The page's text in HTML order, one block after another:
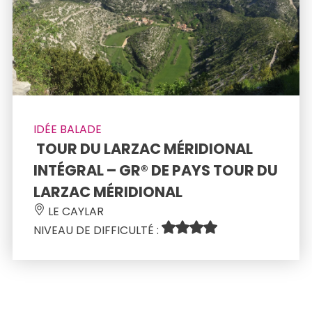
IDÉE BALADE
INTÉGRAL – GR® DE PAYS TOUR DU
LARZAC MÉRIDIONAL
LE CAYLAR
NIVEAU DE DIFFICULTÉ :